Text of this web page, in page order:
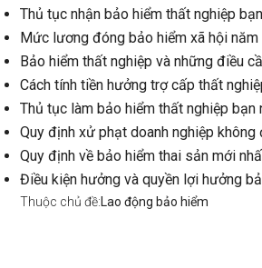
Thủ tục nhận bảo hiểm thất nghiệp
Mức lương đóng bảo hiểm xã hội
Bảo hiểm thất nghiệp và những điều
Cách tính tiền hưởng trợ cấp thất
Thủ tục làm bảo hiểm thất nghiệp bạn
Quy định xử phạt doanh nghiệp không
Quy định về bảo hiểm thai sản mới
Điều kiện hưởng và quyền lợi hưởng
Thuộc chủ đề:Lao động bảo hiểm